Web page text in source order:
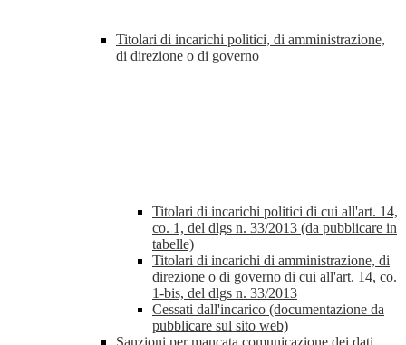
Titolari di incarichi politici, di amministrazione,
di direzione o di governo
Titolari di incarichi politici di cui all'art. 14,
co. 1, del dlgs n. 33/2013 (da pubblicare in
tabelle)
Titolari di incarichi di amministrazione, di
direzione o di governo di cui all'art. 14, co.
1-bis, del dlgs n. 33/2013
Cessati dall'incarico (documentazione da
pubblicare sul sito web)